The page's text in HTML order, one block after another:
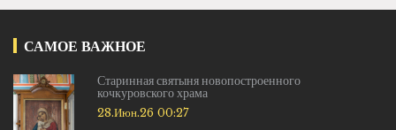
САМОЕ ВАЖНОЕ
Старинная святыня новопостроенного
кочкуровского храма
28.Июн.26 00:27